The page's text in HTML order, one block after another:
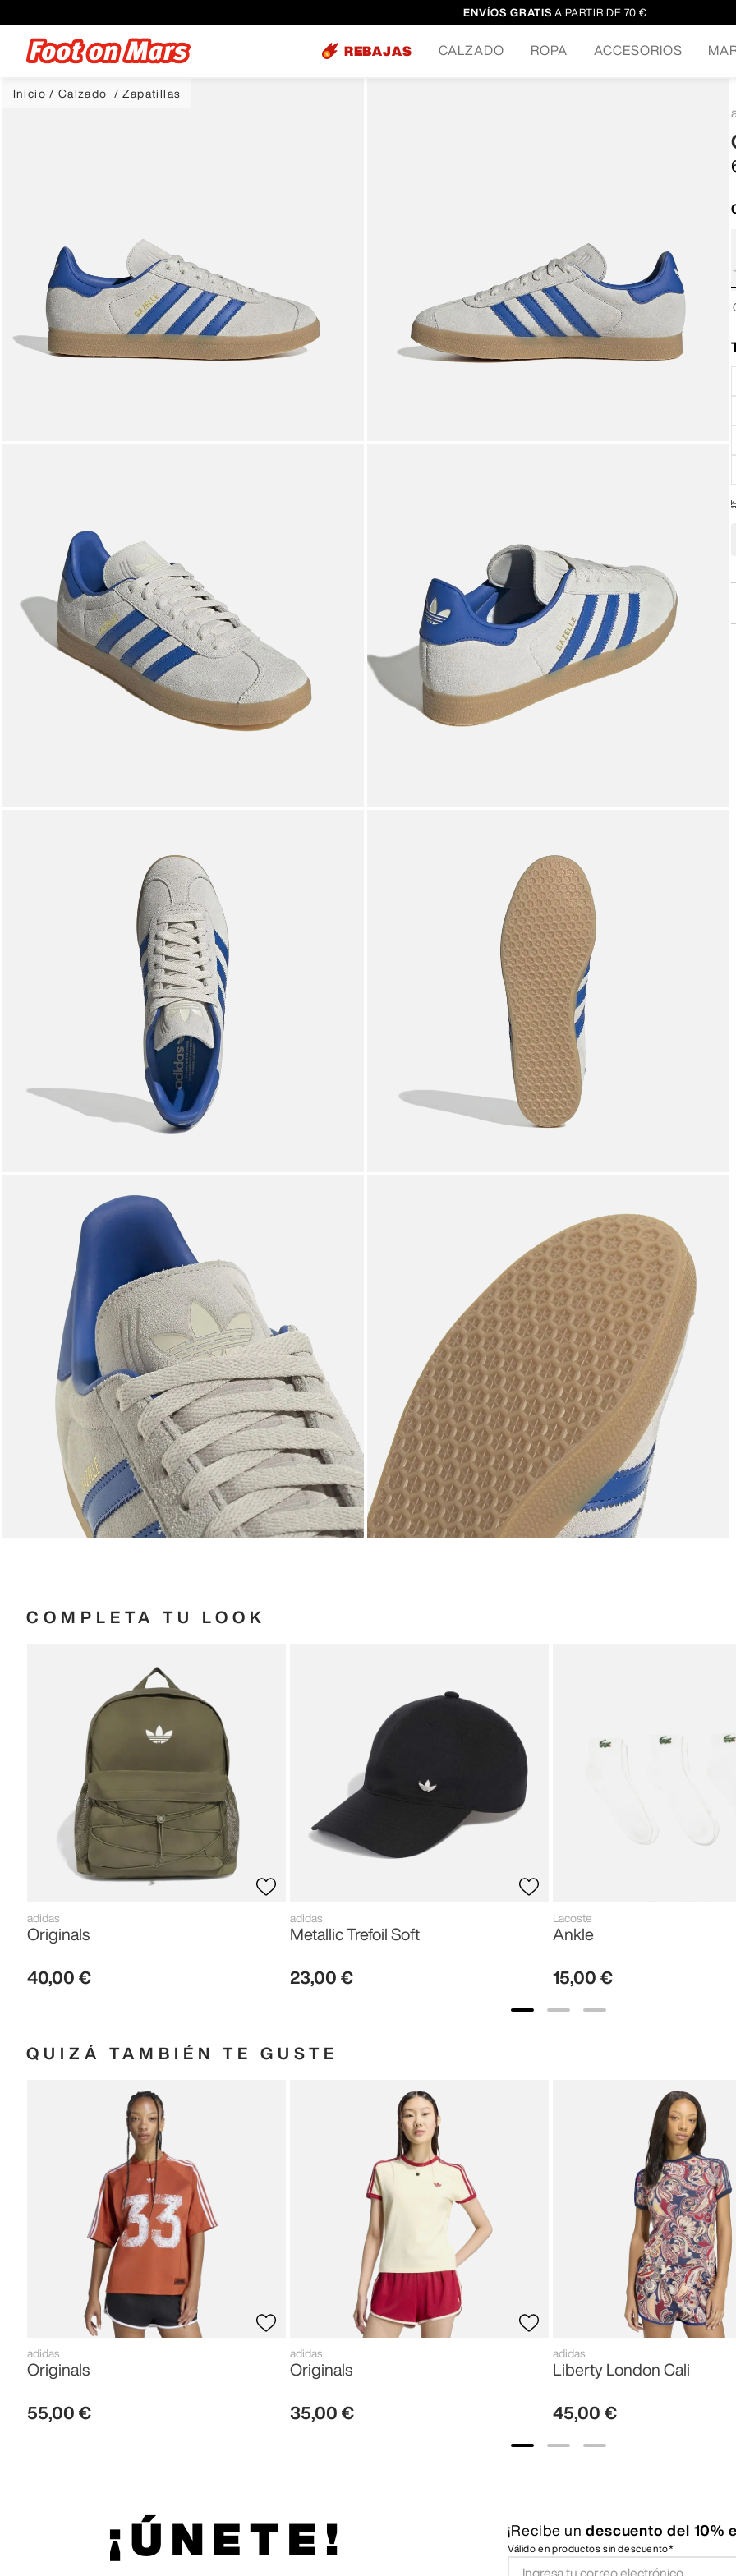
ENVÍOS GRATIS A PARTIR DE 70 €
REBAJAS CALZADO ROPA ACCESORIOS
Calzado Zapatillas
COMPLETA TU LOOK
adidas
Originals
40,00 €
adidas
Metallic Trefoil Soft
23,00 €
Lacoste
Ankle
15,00 €
QUIZÁ TAMBIÉN TE GUSTE
adidas
Originals
55,00 €
adidas
Originals
35,00 €
adidas
Liberty London Cali
45,00 €
¡ÚNETE! ¡Recibe un descuento del 10%
Válido en productos sin descuento*